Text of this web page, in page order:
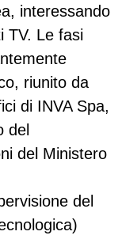
interessando
TV. Le fasi
riunito da
di INVA Spa,
del
del Ministero
del